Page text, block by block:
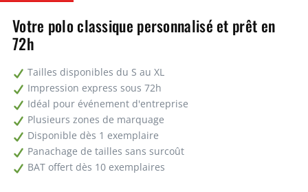
Votre polo classique personnalisé et prêt en
72h
Tailles disponibles du S au XL
Impression express sous 72h
Idéal pour événement d'entreprise
Plusieurs zones de marquage
Disponible dès 1 exemplaire
Panachage de tailles sans surcoût
BAT offert dès 10 exemplaires